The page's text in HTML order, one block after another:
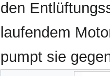
den
laufendem
pumpt sie